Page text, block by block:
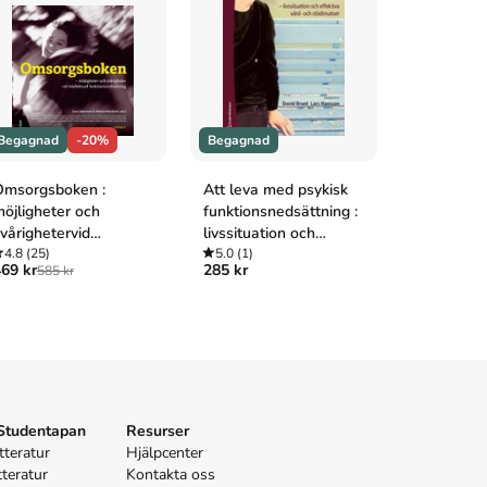
-20%
:
och
4.8(25)
kr585 kr
Begagnad
Att leva med psykisk
funktionsnedsättning :
livssituation och
effektiva vård- och
stödinsatser
5.0 (1)
285 kr
Resurser
Hjälpcenter
Kontakta oss